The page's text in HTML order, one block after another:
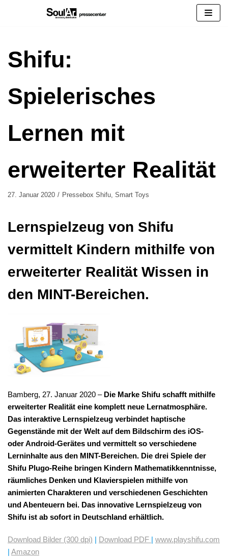
Shifu:
Spielerisches
Lernen mit
erweiterter Realität
27. Januar 2020 Pressebox Shifu Smart Toys
Lernspielzeug von Shifu
vermittelt Kindern mithilfe von
erweiterter Realität Wissen in
den MINT-Bereichen.
Bamberg, 27. Januar 2020 – Die Marke Shifu schafft mithilfe
erweiterter Realität eine komplett neue Lernatmosphäre.
Das interaktive Lernspielzeug verbindet haptische
Gegenstände mit der Welt auf dem Bildschirm des iOS-
oder Android-Gerätes und vermittelt so verschiedene
Lerninhalte aus den MINT-Bereichen. Die drei Spiele der
Shifu Plugo-Reihe bringen Kindern Mathematikkenntnisse,
räumliches Denken und Klavierspielen mithilfe von
animierten Charakteren und verschiedenen Geschichten
und Abenteuern bei. Das innovative Lernspielzeug von
Shifu ist ab sofort in Deutschland erhältlich.
Download Bilder (300 dpi) | Download PDF | www.playshifu.com
| Amazon